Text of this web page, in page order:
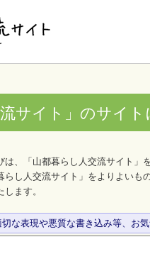
流サイト」のサイ
は、「山都暮らし人交流サイト」
らし人交流サイト」をよりよい
します。
な表現や悪質な書き込み等、お